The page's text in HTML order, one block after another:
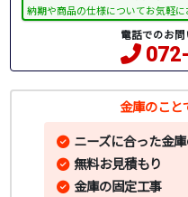
納期や商品の仕様についてお気軽
電話でのお
金庫のこと
ニーズに合った金
無料お見積もり
金庫の固定工事